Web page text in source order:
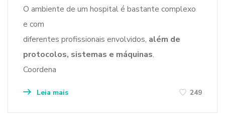
O ambiente de um hospital é bastante complexo
e com
diferentes profissionais envolvidos, além de
protocolos, sistemas e máquinas.
Coordena
Leia mais 249